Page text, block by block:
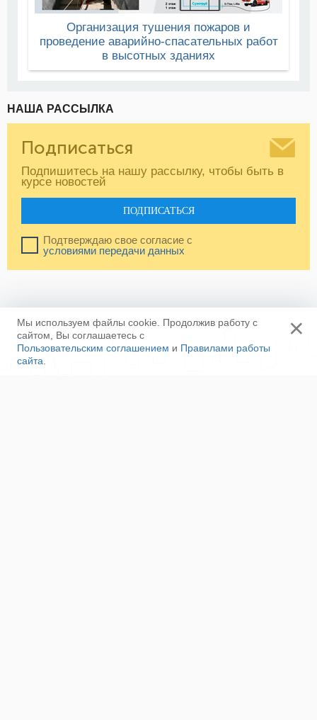
Организация тушения пожаров и
проведение аварийно-спасательных работ
в высотных зданиях
НАША РАССЫЛКА
Подписаться
Подпишитесь на нашу рассылку, чтобы быть в
курсе новостей
ПОДПИСАТЬСЯ
Подтверждаю свое согласие с
условиями передачи данных
Мы используем файлы cookie. Продолжив работу с
сайтом, Вы соглашаетесь с
Пользовательским соглашением и Правилами работы
сайта
×